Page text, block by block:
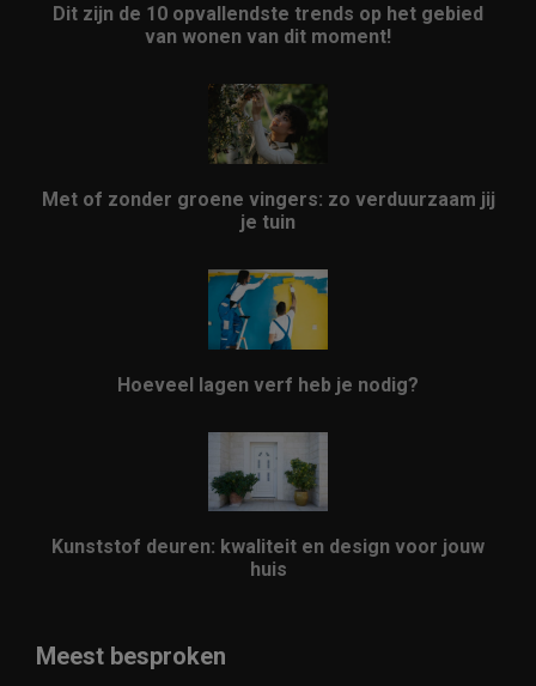
Dit zijn de 10 opvallendste trends op het gebied
van wonen van dit moment!
Met of zonder groene vingers: zo verduurzaam jij
je tuin
Hoeveel lagen verf heb je nodig?
Kunststof deuren: kwaliteit en design voor jouw
huis
Meest besproken